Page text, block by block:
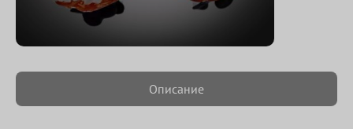
Описание